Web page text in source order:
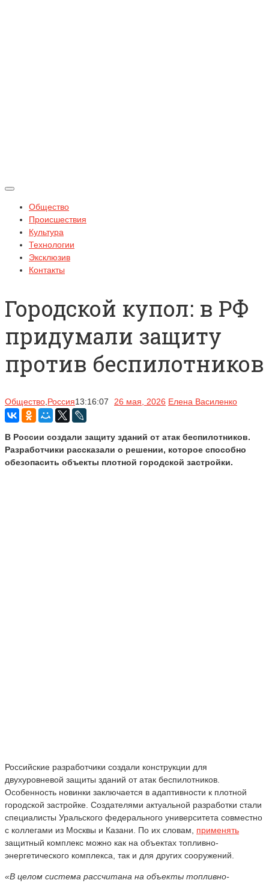
Общество
Происшествия
Культура
Технологии
Эксклюзив
Контакты
Городской купол: в РФ
придумали защиту
против беспилотников
Общество Россия13:16:07 26 мая, 2026 Елена Василенко
В России создали защиту зданий от атак беспилотников.
Разработчики рассказали о решении, которое способно
обезопасить объекты плотной городской застройки.
Российские разработчики создали конструкции для
двухуровневой защиты зданий от атак беспилотников.
Особенность новинки заключается в адаптивности к плотной
городской застройке. Создателями актуальной разработки стали
специалисты Уральского федерального университета совместно
с коллегами из Москвы и Казани. По их словам, применять
защитный комплекс можно как на объектах топливно-
энергетического комплекса, так и для других сооружений.
«В целом система рассчитана на объекты топливно-